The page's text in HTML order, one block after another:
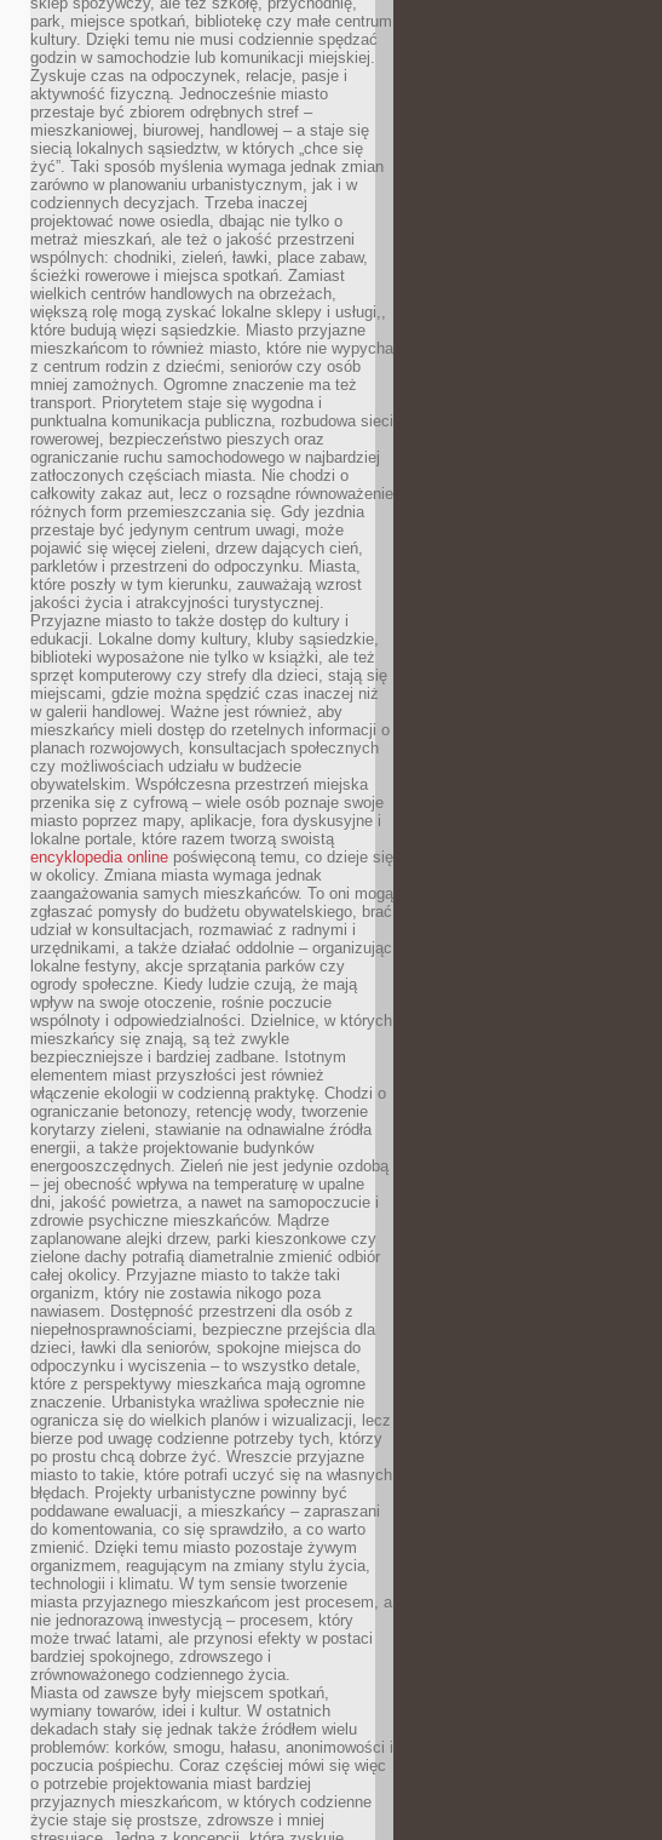
park, miejsce spotkań, bibliotekę czy małe centrum
kultury. Dzięki temu nie musi codziennie spędzać
godzin w samochodzie lub komunikacji miejskiej.
Zyskuje czas na odpoczynek, relacje, pasje i
aktywność fizyczną. Jednocześnie miasto
przestaje być zbiorem odrębnych stref –
mieszkaniowej, biurowej, handlowej – a staje się
siecią lokalnych sąsiedztw, w których „chce się
żyć”. Taki sposób myślenia wymaga jednak zmian
zarówno w planowaniu urbanistycznym, jak i w
codziennych decyzjach. Trzeba inaczej
projektować nowe osiedla, dbając nie tylko o
metraż mieszkań, ale też o jakość przestrzeni
wspólnych: chodniki, zieleń, ławki, place zabaw,
ścieżki rowerowe i miejsca spotkań. Zamiast
wielkich centrów handlowych na obrzeżach,
większą rolę mogą zyskać lokalne sklepy i usługi,,
które budują więzi sąsiedzkie. Miasto przyjazne
mieszkańcom to również miasto, które nie wypycha
z centrum rodzin z dziećmi, seniorów czy osób
mniej zamożnych. Ogromne znaczenie ma też
transport. Priorytetem staje się wygodna i
punktualna komunikacja publiczna, rozbudowa sieci
rowerowej, bezpieczeństwo pieszych oraz
ograniczanie ruchu samochodowego w najbardziej
zatłoczonych częściach miasta. Nie chodzi o
całkowity zakaz aut, lecz o rozsądne równoważenie
różnych form przemieszczania się. Gdy jezdnia
przestaje być jedynym centrum uwagi, może
pojawić się więcej zieleni, drzew dających cień,
parkletów i przestrzeni do odpoczynku. Miasta,
które poszły w tym kierunku, zauważają wzrost
jakości życia i atrakcyjności turystycznej.
Przyjazne miasto to także dostęp do kultury i
edukacji. Lokalne domy kultury, kluby sąsiedzkie,
biblioteki wyposażone nie tylko w książki, ale też
sprzęt komputerowy czy strefy dla dzieci, stają się
miejscami, gdzie można spędzić czas inaczej niż
w galerii handlowej. Ważne jest również, aby
mieszkańcy mieli dostęp do rzetelnych informacji o
planach rozwojowych, konsultacjach społecznych
czy możliwościach udziału w budżecie
obywatelskim. Współczesna przestrzeń miejska
przenika się z cyfrową – wiele osób poznaje swoje
miasto poprzez mapy, aplikacje, fora dyskusyjne i
lokalne portale, które razem tworzą swoistą
encyklopedia online poświęconą temu, co dzieje się
w okolicy. Zmiana miasta wymaga jednak
zaangażowania samych mieszkańców. To oni mogą
zgłaszać pomysły do budżetu obywatelskiego, brać
udział w konsultacjach, rozmawiać z radnymi i
urzędnikami, a także działać oddolnie – organizując
lokalne festyny, akcje sprzątania parków czy
ogrody społeczne. Kiedy ludzie czują, że mają
wpływ na swoje otoczenie, rośnie poczucie
wspólnoty i odpowiedzialności. Dzielnice, w których
mieszkańcy się znają, są też zwykle
bezpieczniejsze i bardziej zadbane. Istotnym
elementem miast przyszłości jest również
włączenie ekologii w codzienną praktykę. Chodzi o
ograniczanie betonozy, retencję wody, tworzenie
korytarzy zieleni, stawianie na odnawialne źródła
energii, a także projektowanie budynków
energooszczędnych. Zieleń nie jest jedynie ozdobą
– jej obecność wpływa na temperaturę w upalne
dni, jakość powietrza, a nawet na samopoczucie i
zdrowie psychiczne mieszkańców. Mądrze
zaplanowane alejki drzew, parki kieszonkowe czy
zielone dachy potrafią diametralnie zmienić odbiór
całej okolicy. Przyjazne miasto to także taki
organizm, który nie zostawia nikogo poza
nawiasem. Dostępność przestrzeni dla osób z
niepełnosprawnościami, bezpieczne przejścia dla
dzieci, ławki dla seniorów, spokojne miejsca do
odpoczynku i wyciszenia – to wszystko detale,
które z perspektywy mieszkańca mają ogromne
znaczenie. Urbanistyka wrażliwa społecznie nie
ogranicza się do wielkich planów i wizualizacji, lecz
bierze pod uwagę codzienne potrzeby tych, którzy
po prostu chcą dobrze żyć. Wreszcie przyjazne
miasto to takie, które potrafi uczyć się na własnych
błędach. Projekty urbanistyczne powinny być
poddawane ewaluacji, a mieszkańcy – zapraszani
do komentowania, co się sprawdziło, a co warto
zmienić. Dzięki temu miasto pozostaje żywym
organizmem, reagującym na zmiany stylu życia,
technologii i klimatu. W tym sensie tworzenie
miasta przyjaznego mieszkańcom jest procesem, a
nie jednorazową inwestycją – procesem, który
może trwać latami, ale przynosi efekty w postaci
bardziej spokojnego, zdrowszego i
zrównoważonego codziennego życia.
Miasta od zawsze były miejscem spotkań,
wymiany towarów, idei i kultur. W ostatnich
dekadach stały się jednak także źródłem wielu
problemów: korków, smogu, hałasu, anonimowości i
poczucia pośpiechu. Coraz częściej mówi się więc
o potrzebie projektowania miast bardziej
przyjaznych mieszkańcom, w których codzienne
życie staje się prostsze, zdrowsze i mniej